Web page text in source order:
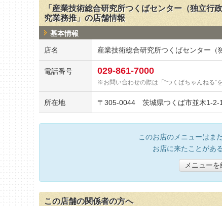
「産業技術総合研究所つくばセンター（独立行
究業務推」の店舗情報
基本情報
店名 産業技術総合研究所つくばセンター
電話番号 029-861-7000
お問い合わせの際は「“つくばちゃんねる”
所在地 〒 305-0044 茨城県つくば市並木1-2-1
このお店のメニューはま
お店に来たことがあ
メニューを
この店舗の関係者の方へ